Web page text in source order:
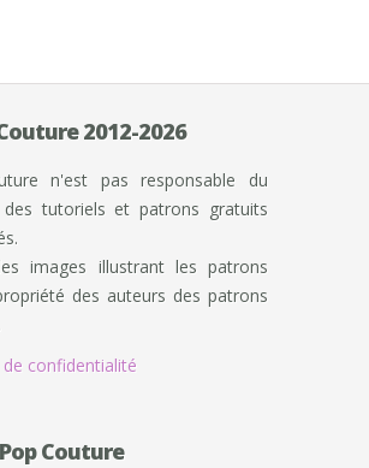
2012-2026
n'est pas responsable du
des tutoriels et patrons gratuits
images illustrant les patrons
des auteurs des patrons
de confidentialité
Couture